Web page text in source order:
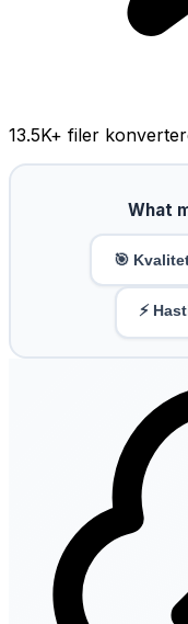
13.5K+ filer
What
🎯
⚡